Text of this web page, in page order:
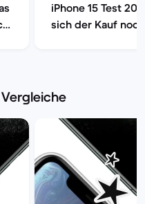
iPhone 15 Test
sich der Kauf